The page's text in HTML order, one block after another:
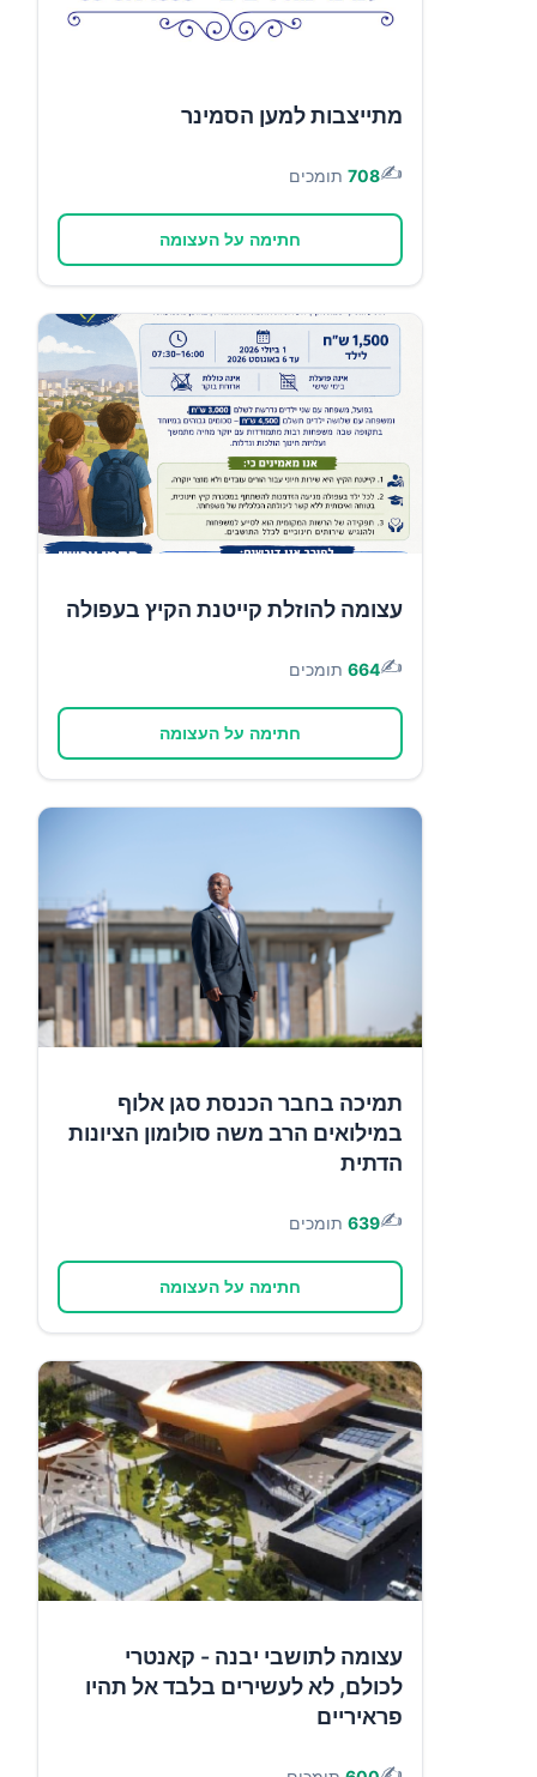
מתייצבות למען הסמינר
✍️
708 תומכים
חתימה על העצומה
עצומה להוזלת קייטנת הקיץ בעפולה
✍️
664 תומכים
חתימה על העצומה
תמיכה בחבר הכנסת סגן אלוף
במילואים הרב משה סולומון הציונות
הדתית
✍️
639 תומכים
חתימה על העצומה
עצומה לתושבי יבנה - קאנטרי
לכולם, לא לעשירים בלבד אל תהיו
פראיריים